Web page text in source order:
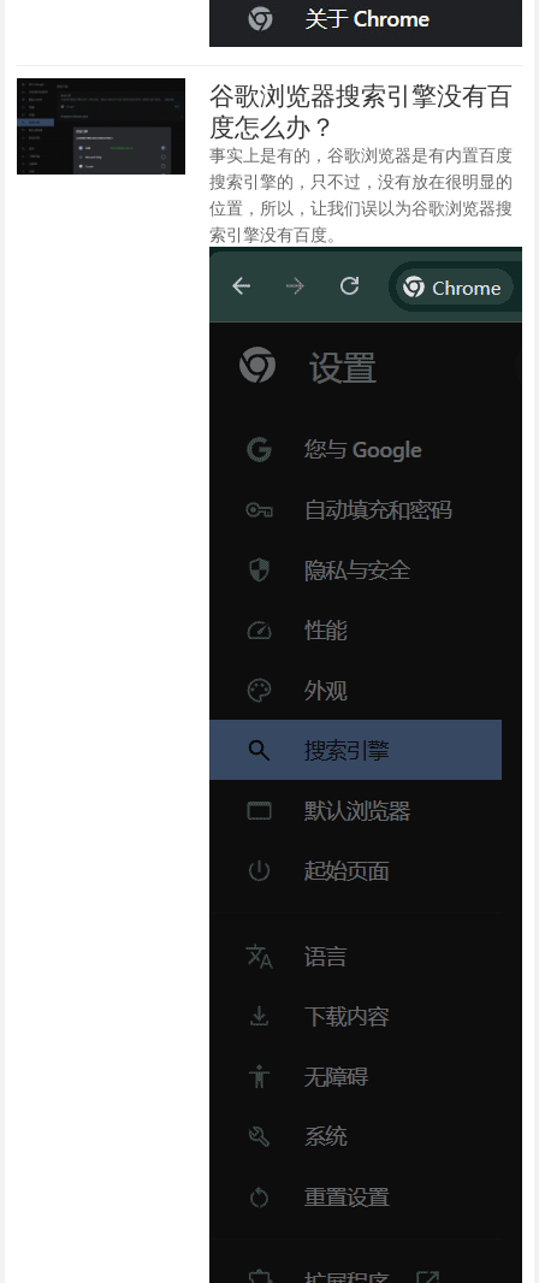
谷歌浏览器搜索引擎没有百
度怎么办？
事实上是有的，谷歌浏览器是有内置百度
搜索引擎的，只不过，没有放在很明显的
位置，所以，让我们误以为谷歌浏览器搜
索引擎没有百度。